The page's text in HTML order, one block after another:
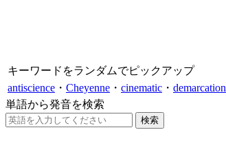
キーワードをランダムでピックアップ
antiscience ・ Cheyenne ・ cinematic ・ demarcation
単語から発音を検索